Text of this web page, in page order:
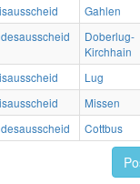
Gahlen
Doberlug-
Kirchhain
Lug
Missen
Cottbus